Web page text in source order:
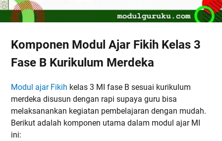
Komponen Modul Ajar Fikih Kelas 3
Fase B Kurikulum Merdeka
Modul ajar Fikih kelas 3 MI fase B sesuai kurikulum
merdeka disusun dengan rapi supaya guru bisa
melaksanankan kegiatan pembelajaran dengan mudah.
Berikut adalah komponen utama dalam modul ajar MI
ini: